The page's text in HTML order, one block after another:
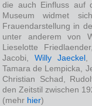
die auch Einfluss auf
Museum widmet
Frauendarstellung in
unter anderem von
Lieselotte
Jacobi, Willy Jaeckel
Tamara de Lempicka,
Christian Schad,
den Zeitstil zwischen
(mehr hier)